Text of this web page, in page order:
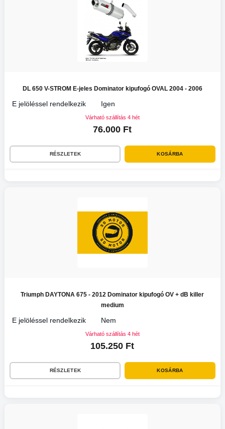
DL 650 V-STROM E-jeles Dominator kipufogó OVAL 2004 - 2006
E jelöléssel rendelkezik Igen
Várható szállítás 4 hét
76.000 Ft
RÉSZLETEK KOSÁRBA
Triumph DAYTONA 675 - 2012 Dominator kipufogó OV + dB killer
medium
E jelöléssel rendelkezik Nem
Várható szállítás 4 hét
105.250 Ft
RÉSZLETEK KOSÁRBA